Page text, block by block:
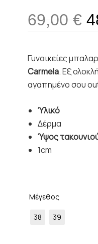
69,00€
Γυναικείες
Carmela. Εξ
αγαπημένο σου
Ύλικό
Δέρμα
Ύψος
1cm
Μέγεθος
38 39